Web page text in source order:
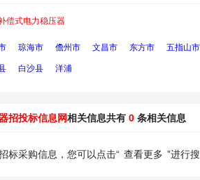
偿式电力稳压器
琼海市 儋州市 文昌市 东方市 五指山市
白沙县 洋浦
招投标信息网相关信息共有 0 条相关信息
标采购信息，您可以点击“ 查看更多 ”进行